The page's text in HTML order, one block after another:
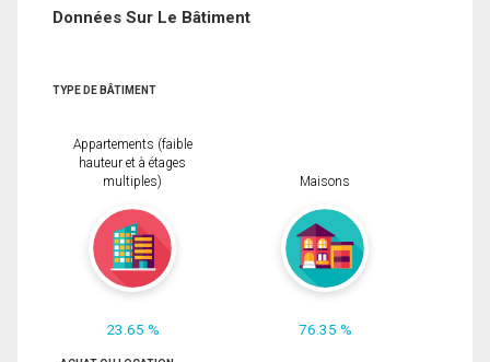
Données Sur Le Bâtiment
TYPE DE BÂTIMENT
Appartements (faible
hauteur et à étages
multiples)
23.65 %
Maisons
76.35 %